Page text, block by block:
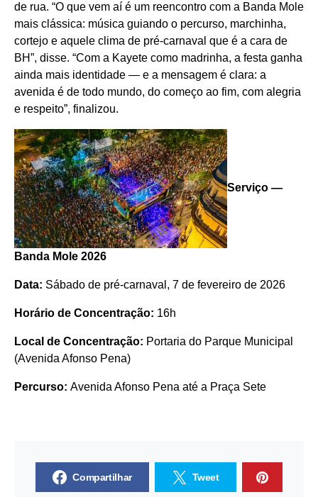
de rua. “O que vem aí é um reencontro com a Banda Mole
mais clássica: música guiando o percurso, marchinha,
cortejo e aquele clima de pré-carnaval que é a cara de
BH”, disse. “Com a Kayete como madrinha, a festa ganha
ainda mais identidade — e a mensagem é clara: a
avenida é de todo mundo, do começo ao fim, com alegria
e respeito”, finalizou.
Serviço —
Banda Mole 2026
Data: Sábado de pré-carnaval, 7 de fevereiro de 2026
Horário de Concentração: 16h
Local de Concentração: Portaria do Parque Municipal
(Avenida Afonso Pena)
Percurso: Avenida Afonso Pena até a Praça Sete
Compartilhar Tweet